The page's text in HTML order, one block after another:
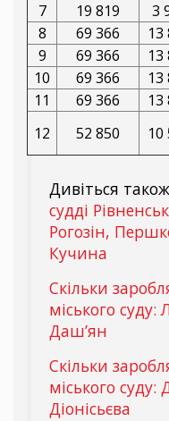
7
19 819 3
8
69 366 13
9
69 366 13
10
69 366 13
11
69 366 13
12
52 850 10
Дивіться
судді
Рогозін,
Кучина
Скільки
міського
Даш’ян
Скільки
міського
Діонісьєва